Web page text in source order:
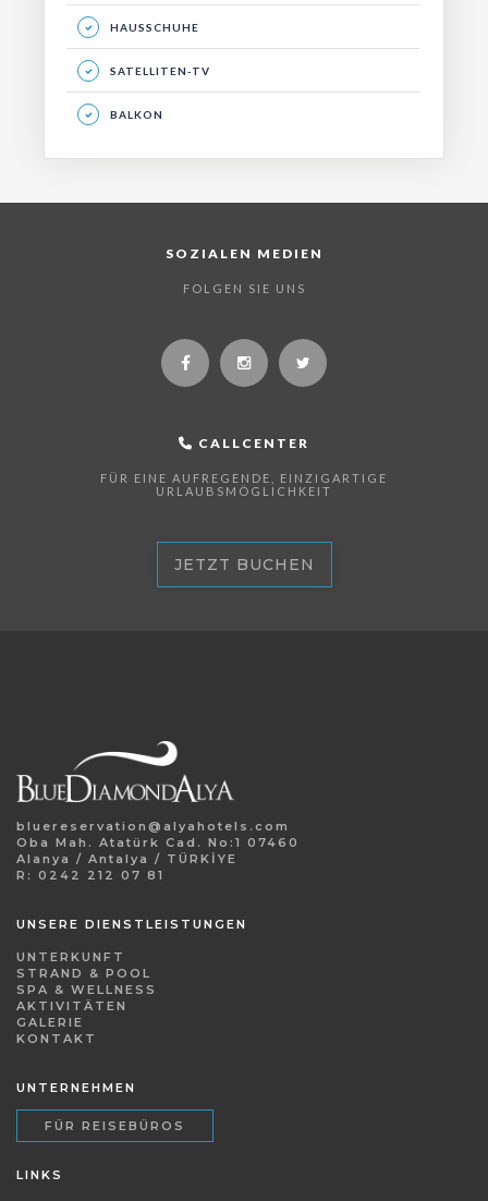
HAUSSCHUHE
SATELLITEN-TV
BALKON
SOZIALEN MEDIEN
FOLGEN SIE UNS
CALLCENTER
FÜR EINE AUFREGENDE, EINZIGARTIGE
URLAUBSMÖGLICHKEIT
JETZT BUCHEN
bluereservation@alyahotels.com
Oba Mah. Atatürk Cad. No:1 07460
Alanya / Antalya / TÜRKİYE
R: 0242 212 07 81
UNSERE DIENSTLEISTUNGEN
UNTERKUNFT
STRAND & POOL
SPA & WELLNESS
AKTIVITÄTEN
GALERIE
KONTAKT
UNTERNEHMEN
FÜR REISEBÜROS
LINKS